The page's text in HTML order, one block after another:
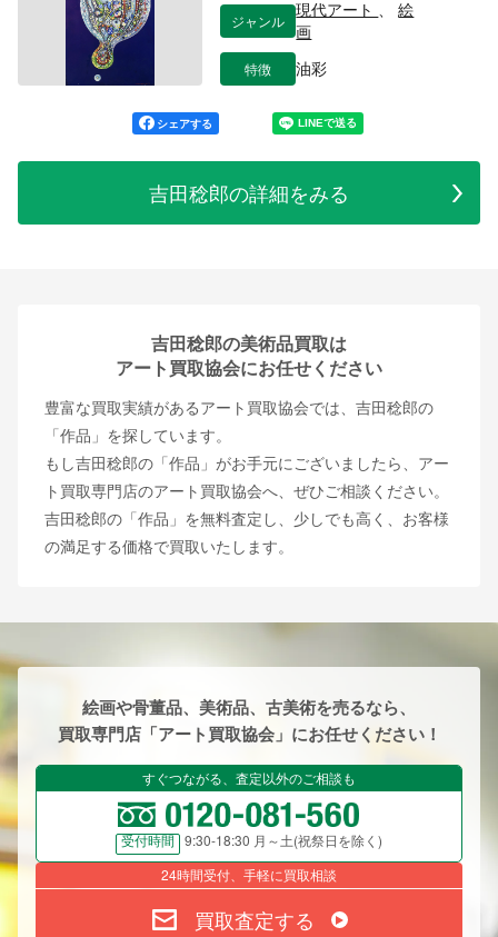
ジャンル
現代アート 、絵
画
特徴 油彩
シェアする
吉田稔郎の詳細をみる
吉田稔郎の美術品買取は
アート買取協会にお任せください
豊富な買取実績があるアート買取協会では、吉田稔郎の
「作品」を探しています。
もし吉田稔郎の「作品」がお手元にございましたら、アー
ト買取専門店のアート買取協会へ、ぜひご相談ください。
吉田稔郎の「作品」を無料査定し、少しでも高く、お客様
の満足する価格で買取いたします。
絵画や骨董品、美術品、古美術を売るなら、
買取専門店「アート買取協会」にお任せください！
すぐつながる、査定以外のご相談も
受付時間
9:30-18:30 月～土(祝祭日を除く)
24時間受付、手軽に買取相談
買取査定する